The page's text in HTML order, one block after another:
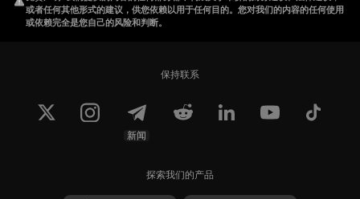
或者任何其他形式的建议，供您依赖以用于任何目的。您对我们的内容的任何使用
或依赖完全是您自己的风险和判断。
保持联系
新闻
探索我们的产品